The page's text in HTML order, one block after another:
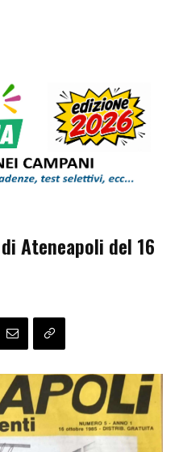
Ateneapoli del 16